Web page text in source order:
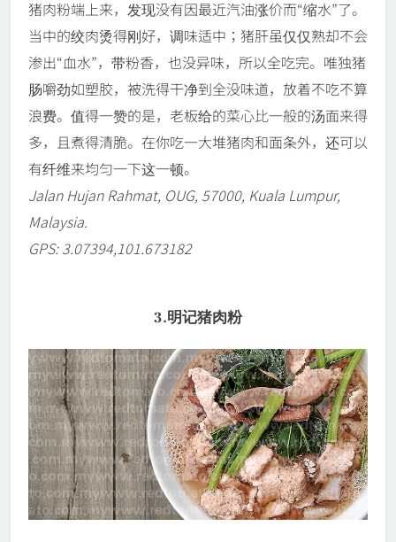
猪肉粉端上来，发现没有因最近汽油涨价而“缩水”了。
当中的绞肉烫得刚好，调味适中；猪肝虽仅仅熟却不会
渗出“血水”，带粉香，也没异味，所以全吃完。唯独猪
肠嚼劲如塑胶，被洗得干净到全没味道，放着不吃不算
浪费。值得一赞的是，老板给的菜心比一般的汤面来得
多，且煮得清脆。在你吃一大堆猪肉和面条外，还可以
有纤维来均匀一下这一顿。
Jalan Hujan Rahmat, OUG, 57000, Kuala Lumpur,
Malaysia.
GPS: 3.07394,101.673182
3.明记猪肉粉